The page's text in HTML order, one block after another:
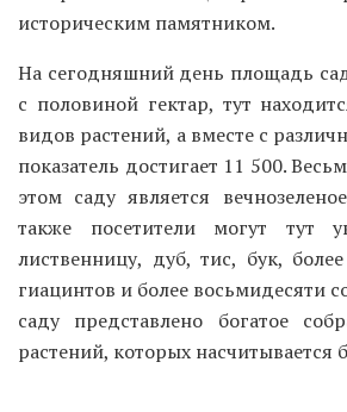
историческим памятником.
На сегодняшний день площадь
с половиной гектар, тут
видов растений, а вместе с
показатель достигает 11 500.
этом саду является
также посетители могут тут
лиственницу, дуб, тис, бук,
гиацинтов и более восьмидесяти
саду представлено богатое
растений, которых насчитывается